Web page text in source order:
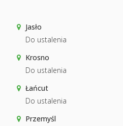
Jasło
Do ustalenia
Krosno
Do ustalenia
Łańcut
Do ustalenia
Przemyśl